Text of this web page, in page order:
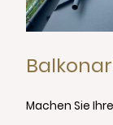
Machen Sie